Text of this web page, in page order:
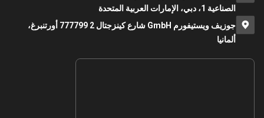
الصناعية 1، دبي، الإمارات العربية المتحدة
جوزيف ويستيفورم GmbH شارع كينزجتال 2 777799 أورتنبرغ،
ألمانيا